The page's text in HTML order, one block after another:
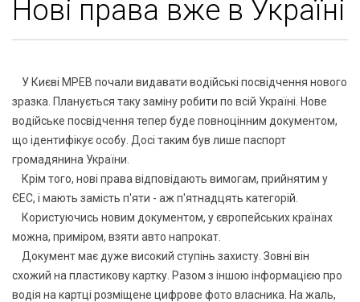
Нові права вже в Україні
У Києвi МРЕВ почали видавати водiйськi посвiдчення нового
зразка. Планується таку замiну робити по всiй Українi. Нове
водiйське посвiдчення тепер буде повноцiнним документом,
що iдентифiкує особу. Досi таким був лише паспорт
громадянина України.
Крiм того, новi права вiдповiдають вимогам, прийнятим у
ЄЕС, i мають замiсть п'яти - аж п'ятнадцять категорiй.
Користуючись новим документом, у європейських країнах
можна, примiром, взяти авто напрокат.
Документ має дуже високий ступiнь захисту. Зовнi вiн
схожий на пластикову картку. Разом з iншою iнформацiєю про
водiя на картцi розмiщене цифрове фото власника. На жаль,